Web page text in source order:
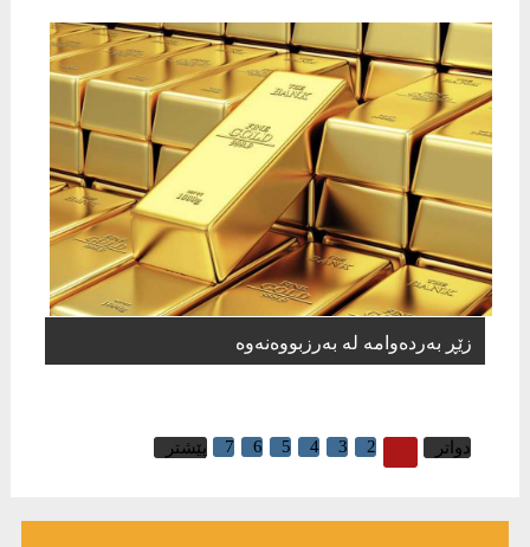
زێڕ بەردەوامە لە بەرزبووەنەوە
دواتر 2
3
4
5
6
7 پێشتر